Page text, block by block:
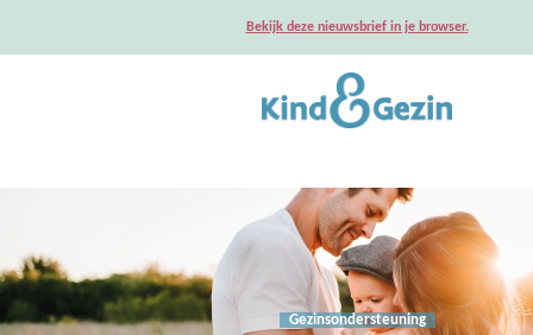
Bekijk deze nieuwsbrief in je browser.
Gezinsondersteuning